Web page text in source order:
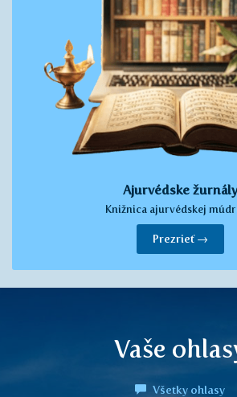
Ajurvédske žurnály
Knižnica ajurvédskej
Prezrieť →
Vaše
Všetky ohlasy